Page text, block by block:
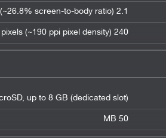
2.1 inches (~26.8% screen-to-body ratio)
240 x 320 pixels (~190 ppi pixel density)
up to 8 GB (dedicated slot)
50 MB